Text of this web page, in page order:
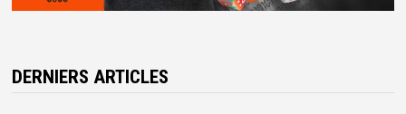
DERNIERS ARTICLES